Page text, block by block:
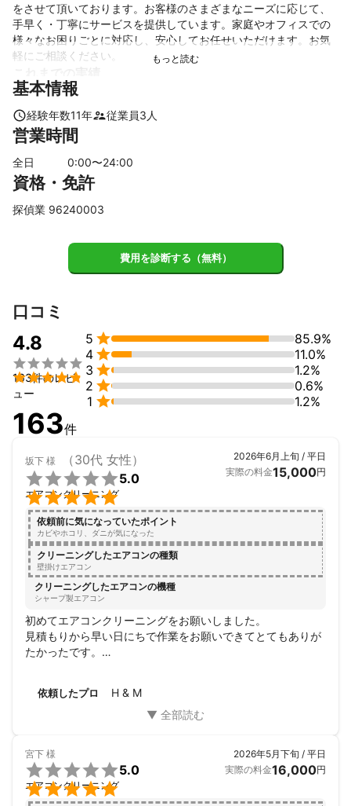
をさせて頂いております。お客様のさまざまなニーズに応じて、
手早く・丁寧にサービスを提供しています。家庭やオフィスでの
様々なお困りごとに対応し、安心してお任せいただけます。お気
軽にご相談ください。
当社はお客様の生活をサポートしています。これからもお客様の
探偵：年間50件以上
便利屋：年間100件以上
アピールポイント
当社はお客様の暮らしをより快適にするために尽力しています。
私たちは迅速な対応と高品質なサービスをモットーに、家庭やオ
フィスでのあらゆる課題に対処します。信頼性と安心感を大切に
し、お客様のニーズに合わせた柔軟な対応が特長です。当社はお
いサービスを提供します。
基本情報
経験年数11年 従業員3 人
営業時間
全日 0:00〜24:00
資格・免許
探偵業 96240003
費用を診断する（無料）
口コミ
4.8


163件のレビ
ュー
5 
85.9%
4 
11.0%
3 
1.2%
2 
0.6%
1  1.2%
163件
坂下 様 （30代 女性）


5.0
エアコンクリーニング
2026年6月上旬 / 平日
実際の料金15,000円
依頼前に気になっていたポイント
カビやホコリ、ダニが気になった
クリーニングしたエアコンの種類
壁掛けエアコン
クリーニングしたエアコンの機種
シャープ製エアコン
初めてエアコンクリーニングをお願いしました。
見積もりから早い日にちで作業をお願いできてとてもありが
たかったです。
ありがとうございました。
依頼したプロ H & M
宮下 様


5.0
エアコンクリーニング
2026年5月下旬 / 平日
実際の料金16,000円